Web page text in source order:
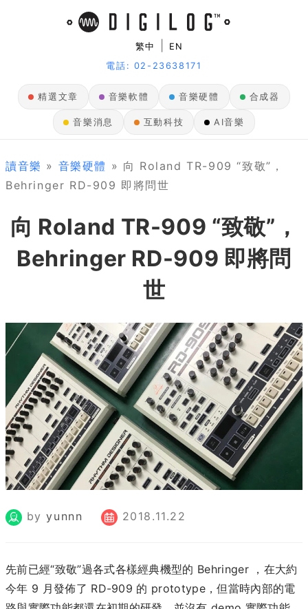
繁中
EN
電話: 02-23638171
精選文章 音樂軟體 音樂硬體 合成器
音樂消息 互動科技 AI音樂
讀音樂 » 音樂硬體 » 向 Roland TR-909 “致敬”，
Behringer RD-909 即將問世
向 Roland TR-909 “致敬”，
Behringer RD-909 即將問
世
byyunnn 2018.11.22
先前已經“致敬”過各式各樣經典機型的 Behringer ，在大約
今年 9 月發佈了 RD-909 的 prototype，但當時內部的電